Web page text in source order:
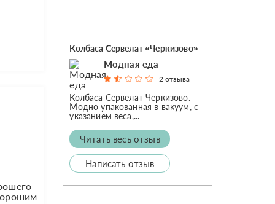
Колбаса Сервелат «Черкизово»
Модная еда
2 отзыва
Колбаса Сервелат Черкизово.
Модно упакованная в вакуум, с
указанием веса,...
Читать весь отзыв
Написать отзыв